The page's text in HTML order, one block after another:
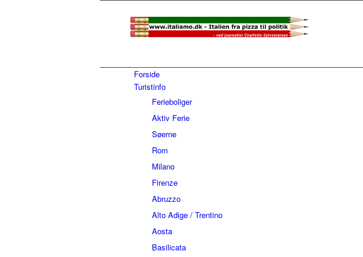
Forside
Turistinfo
Ferieboliger
Aktiv Ferie
Søerne
Rom
Milano
Firenze
Abruzzo
Alto Adige / Trentino
Aosta
Basilicata